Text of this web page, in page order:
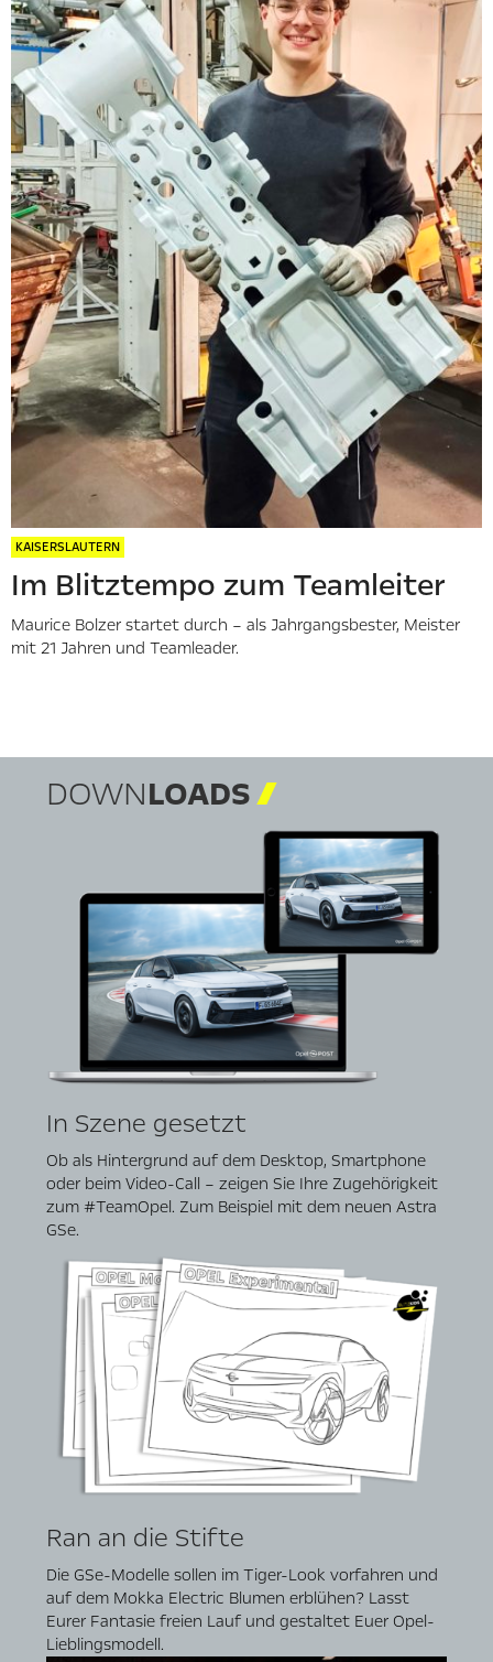
KAISERSLAUTERN
Im Blitztempo zum Teamleiter
Maurice Bolzer startet durch – als Jahrgangsbester, Meister
mit 21 Jahren und Teamleader.
DOWNLOADS
In Szene gesetzt
Ob als Hintergrund auf dem Desktop, Smartphone
oder beim Video-Call – zeigen Sie Ihre Zugehörigkeit
zum #TeamOpel. Zum Beispiel mit dem neuen Astra
GSe.
Ran an die Stifte
Die GSe-Modelle sollen im Tiger-Look vorfahren und
auf dem Mokka Electric Blumen erblühen? Lasst
Eurer Fantasie freien Lauf und gestaltet Euer Opel-
Lieblingsmodell.